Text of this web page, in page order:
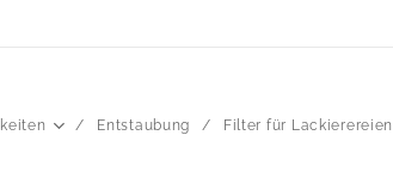
Entstaubung Filter für Lackierereien